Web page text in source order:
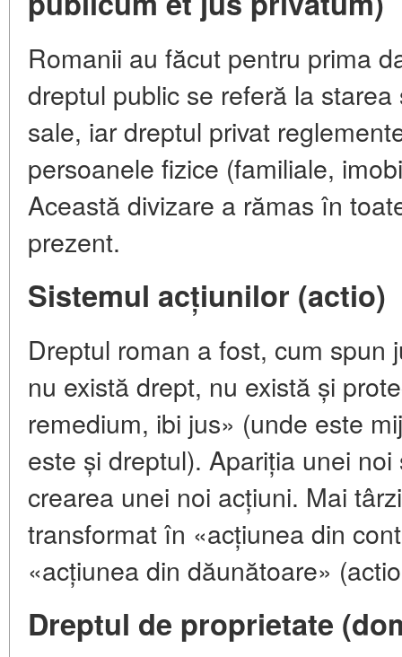
Romanii au făcut pentru prima
dreptul public se referă la
sale, iar dreptul privat
persoanele fizice (familiale,
Această divizare a rămas în
prezent.
Sistemul acțiunilor (actio)
Dreptul roman a fost, cum spun
nu există drept, nu există și
remedium, ibi jus» (unde este
este și dreptul). Apariția unei
crearea unei noi acțiuni. Mai
transformat în «acțiunea din
«acțiunea din dăunătoare»
Dreptul de proprietate